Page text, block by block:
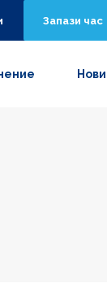
Запази час